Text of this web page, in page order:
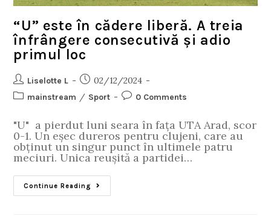
“U” este în cădere liberă. A treia
înfrângere consecutivă și adio
primul loc
Liselotte L 02/12/2024
mainstream / Sport 0 Comments
"U" a pierdut luni seara în fața UTA Arad, scor
0-1. Un eșec dureros pentru clujeni, care au
obținut un singur punct în ultimele patru
meciuri. Unica reușită a partidei…
Continue Reading